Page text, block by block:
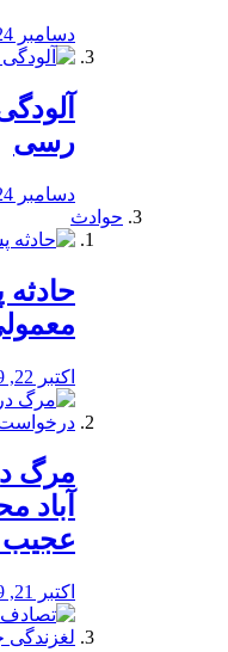
دسامبر 24, 2019
رسی
دسامبر 24, 2019
حوادث
اکتبر 22, 2019
مرگ
آباد
اکتبر 21, 2019